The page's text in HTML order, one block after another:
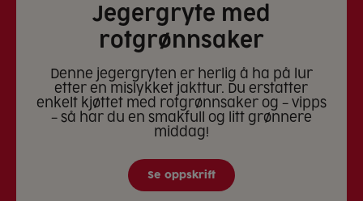
Jegergryte med
rotgrønnsaker
Denne jegergryten er herlig å ha på lur
etter en mislykket jakttur. Du erstatter
enkelt kjøttet med rotgrønnsaker og – vipps
– så har du en smakfull og litt grønnere
middag!
Se oppskrift